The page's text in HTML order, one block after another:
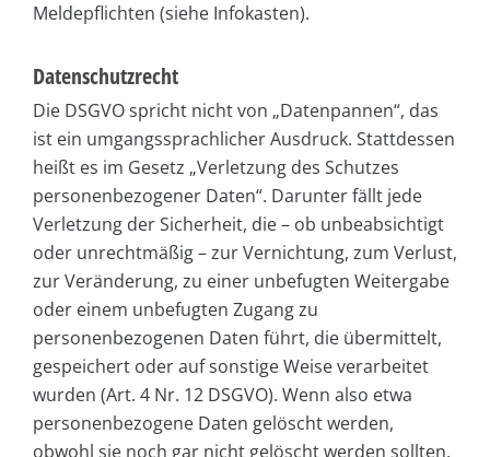
Meldepflichten (siehe Infokasten).
Datenschutzrecht
Die DSGVO spricht nicht von „Datenpannen“, das
ist ein umgangssprachlicher Ausdruck. Stattdessen
heißt es im Gesetz „Verletzung des Schutzes
personenbezogener Daten“. Darunter fällt jede
Verletzung der Sicherheit, die – ob unbeabsichtigt
oder unrechtmäßig – zur Vernichtung, zum Verlust,
zur Veränderung, zu einer unbefugten Weitergabe
oder einem unbefugten Zugang zu
personenbezogenen Daten führt, die übermittelt,
gespeichert oder auf sonstige Weise verarbeitet
wurden (Art. 4 Nr. 12 DSGVO). Wenn also etwa
personenbezogene Daten gelöscht werden,
obwohl sie noch gar nicht gelöscht werden sollten,